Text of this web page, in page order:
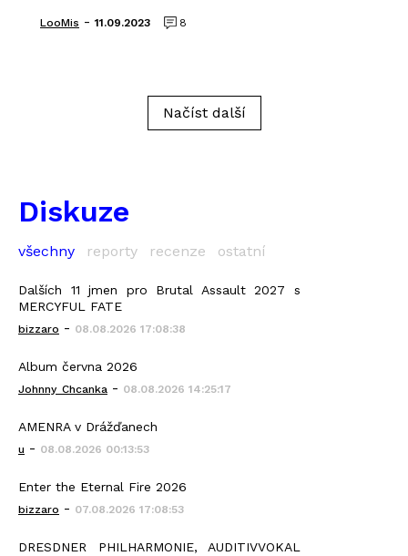
LooMis - 11.09.2023 8
Načíst další
Diskuze
všechny reporty recenze ostatní
Dalších 11 jmen pro Brutal Assault 2027 s
MERCYFUL FATE
bizzaro - 08.08.2026 17:08:38
Album června 2026
Johnny_Chcanka - 08.08.2026 14:25:17
AMENRA v Drážďanech
u - 08.08.2026 00:13:53
Enter the Eternal Fire 2026
bizzaro - 07.08.2026 17:08:53
DRESDNER PHILHARMONIE, AUDITIVVOKAL